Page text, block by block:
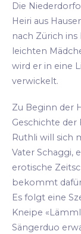
Die
Heiri aus
nach Zürich
leichten
wird er in eine
verwickelt.
Zu Beginn der
Geschichte der
Ruthli will sich
Vater Schaggi,
erotische
bekommt
Es folgt eine
Kneipe
Sängerduo